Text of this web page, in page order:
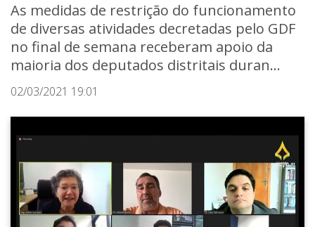
As medidas de restrição do funcionamento
de diversas atividades decretadas pelo GDF
no final de semana receberam apoio da
maioria dos deputados distritais duran...
02/03/2021 19:01